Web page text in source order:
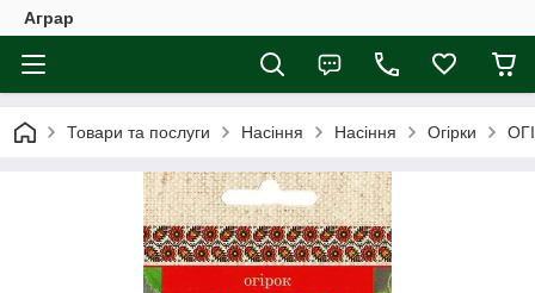
Аграр
Товари та послуги Насіння Насіння Огірки